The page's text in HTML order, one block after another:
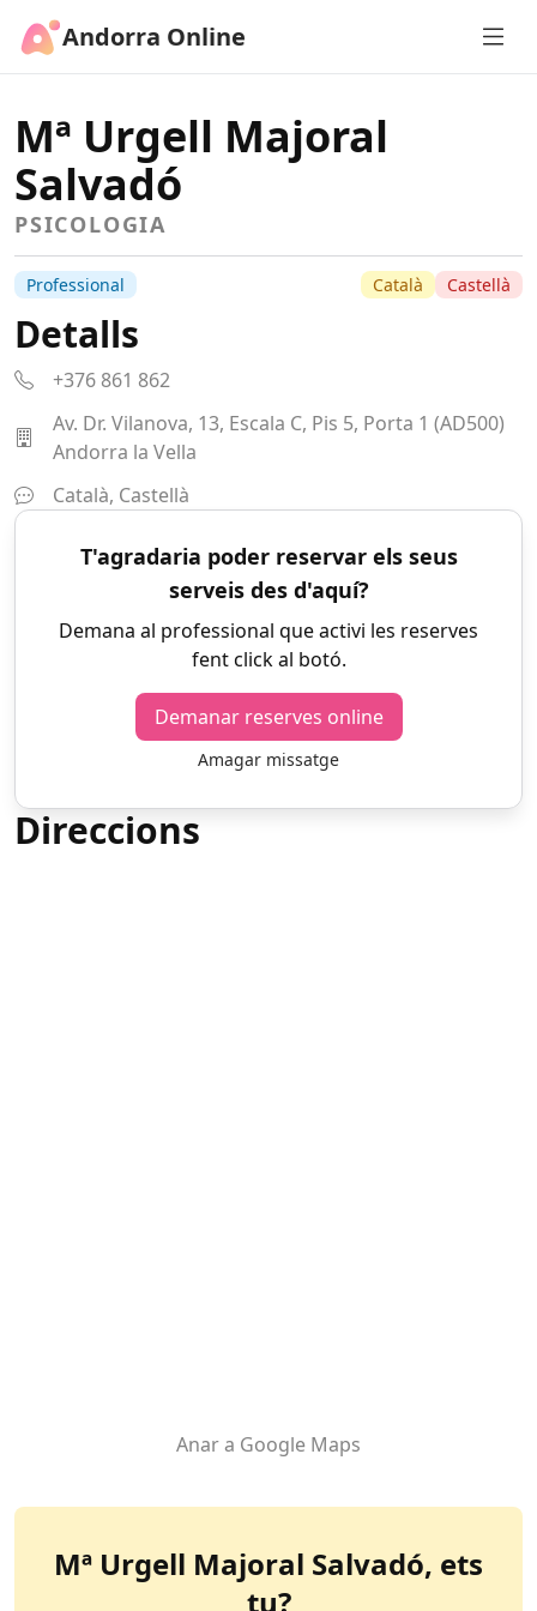
Andorra Online
Mª Urgell Majoral
Salvadó
PSICOLOGIA
Professional Català Castellà
Detalls
+376 861 862
Av. Dr. Vilanova, 13, Escala C, Pis 5, Porta 1 (AD500)
Andorra la Vella
Català, Castellà
T'agradaria poder reservar els seus
serveis des d'aquí?
Demana al professional que activi les reserves
fent click al botó.
Demanar reserves online
Amagar missatge
Direccions
Anar a Google Maps
Mª Urgell Majoral Salvadó, ets
tu?